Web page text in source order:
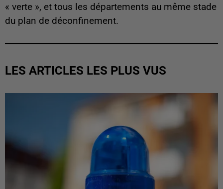
« verte », et tous les départements au même stade
du plan de déconfinement.
LES ARTICLES LES PLUS VUS